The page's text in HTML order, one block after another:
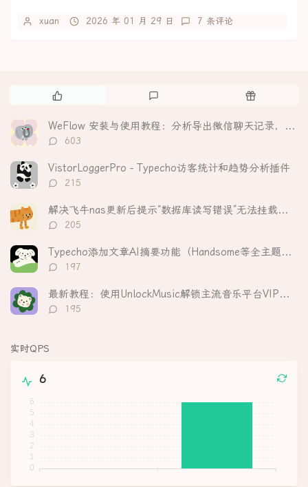
xuan 2026 年 01 月 29 日 7 条评论
热
文
章
评
随
文
WeFlow 安装与使用教程：分析导出微信聊天记录，生成可视化年度报告
评
数：
603
VistorLoggerPro - Typecho访客统计和趋势分析插件
评
数：
215
解决飞牛nas更新后提示“数据库读写错误”无法挂载硬盘
评
数：
205
Typecho添加文章AI摘要功能（Handsome等全主题适配）
评
数：
197
最新教程：使用UnlockMusic解锁主流音乐平台VIP歌曲的加密保护
评
195
实时QPS
6